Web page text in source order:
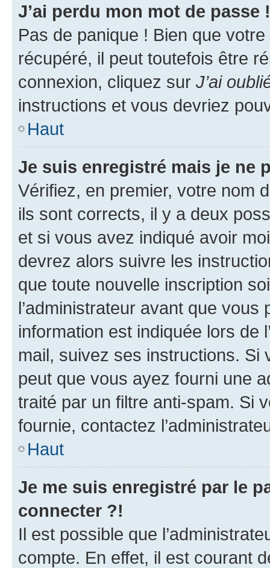
J’ai perdu mon mot de passe !
Pas de panique ! Bien que
récupéré, il peut toutefois être
connexion, cliquez sur J’ai
instructions et vous devriez
Haut
Je suis enregistré mais je ne
Vérifiez, en premier, votre nom
ils sont corrects, il y a deux
et si vous avez indiqué avoir
devrez alors suivre les
que toute nouvelle inscription
l’administrateur avant que
information est indiquée lors de
mail, suivez ses instructions. Si
peut que vous ayez fourni une
traité par un filtre anti-spam. Si
fournie, contactez
Haut
Je me suis enregistré par le
connecter ?!
Il est possible que
compte. En effet, il est courant